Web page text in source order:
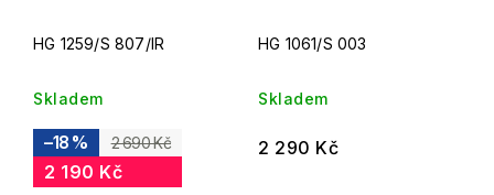
HG 1259/S 807/IR
Skladem
2 690 Kč
–18 %
2 190 Kč
HG 1061/S 003
Skladem
2 290 Kč